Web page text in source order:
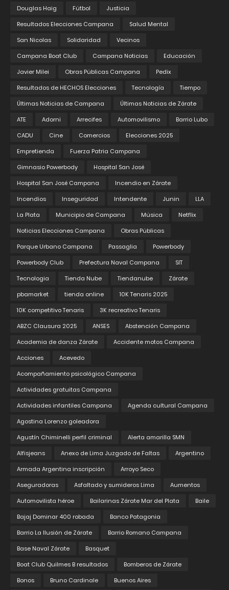
Douglas Haig
Fútbol
Justicia
Resultados Elecciones Campana
Salud Mental
San Nicolas
Solidaridad
Vecinos
Campana Boat Club
Campana Noticias
Educación
Javier Milei
Obras Públicas Campana
Pedix
Resultados de HECHOS Elecciones
Tecnología
Tiempo
Últimas Noticias de Campana
Últimas Noticias de Zárate
ATE
Adorni Arrecifes Automovilismo
Barrio Lubo
CADU
Cine Comercios
Elecciones 2025
Empretienda
Fuerza Patria Campana
Gimnasio Powerbody
Hospital San José
Hospital San José Campana
Incendio en Zárate
Incendios
Inseguridad Intendente Junin
LLA
La Plata
Municipio de Campana Música
Netflix
Noticias Elecciones Campana
Obras Públicas
Parque Urbano Campana
Passaglia
Powerbody
Powerbody Club
Prefectura Naval Campana
SIT
Tecnologia
Tienda Nube Tiendanube
Zárate
pbamarket
tienda online
10K Tenaris 2025
10K competitivo Tenaris
3K recreativo Tenaris
ABZC Clausura 2025
ANSES
Abstención Campana
Academia de danza Zárate
Accidente motos Campana
Acciones
Acevedo
Acompañamiento psicológico Campana
Actividades gratuitas Campana
Actividades infantiles Campana
Agenda cultural Campana
Agostina Lorenzo goleadora
Agustín Chiminelli perfil criminal
Alerta amarilla SMN
Alfisjeans
Anexo de Lima Juzgado de Faltas
Argentino
Armada Argentina inscripción
Arroyo Seco
Aseguradoras
Asfaltado y sumideros Lima
Aumentos
Automovilista héroe
Bailarinas Zárate Mar del Plata
Baile
Bajaj Dominar 400 robada
Banco Patagonia
Barrio La Ilusión de Zárate
Barrio Romano Campana
Base Naval Zárate
Basquet
Boat Club Quilmes B resultados
Bomberos de Zárate
Bonos
Bruno Cardinale
Buenos Aires